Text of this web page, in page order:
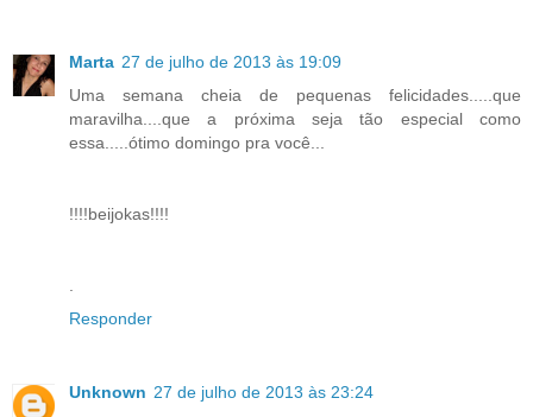
Marta 27 de julho de 2013 às 19:09
Uma semana cheia de pequenas felicidades.....que
maravilha....que a próxima seja tão especial como
essa.....ótimo domingo pra você...
!!!!beijokas!!!!
.
Responder
Unknown 27 de julho de 2013 às 23:24